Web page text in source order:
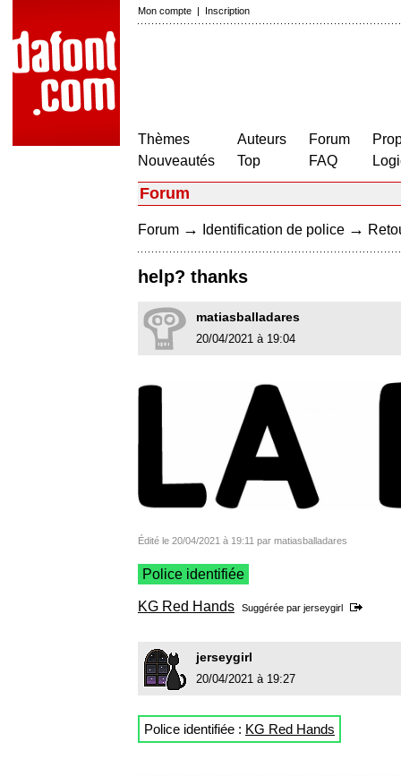
Mon compte | Inscription
Thèmes
Nouveautés
Auteurs
Top
Forum
FAQ
Forum
Forum → Identification de police →
help? thanks
matiasballadares
20/04/2021 à 19:04
Édité le 20/04/2021 à 19:11 par matiasballadares
Police identifiée
KG Red Hands Suggérée par jerseygirl
jerseygirl
20/04/2021 à 19:27
Police identifiée : KG Red Hands